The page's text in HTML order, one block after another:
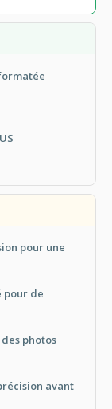
pour une
pour de
photos
avant